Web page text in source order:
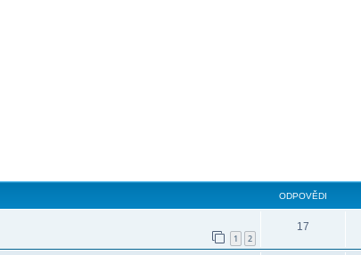
ODPOVĚDI
1 2
17